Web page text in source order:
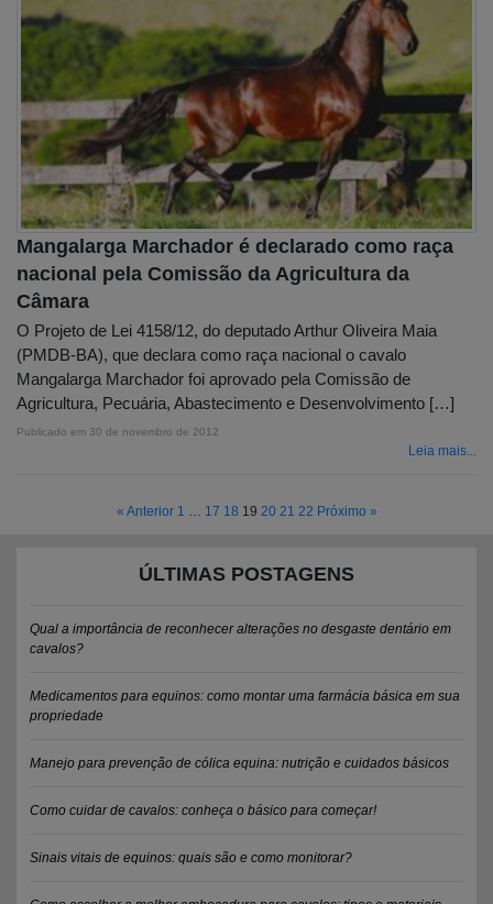
Mangalarga Marchador é declarado como raça
nacional pela Comissão da Agricultura da
Câmara
O Projeto de Lei 4158/12, do deputado Arthur Oliveira Maia
(PMDB-BA), que declara como raça nacional o cavalo
Mangalarga Marchador foi aprovado pela Comissão de
Agricultura, Pecuária, Abastecimento e Desenvolvimento […]
Publicado em 30 de novembro de 2012
Leia mais...
« Anterior 1 … 17 18 19 20 21 22 Próximo »
ÚLTIMAS POSTAGENS
Qual a importância de reconhecer alterações no desgaste dentário em
cavalos?
Medicamentos para equinos: como montar uma farmácia básica em sua
propriedade
Manejo para prevenção de cólica equina: nutrição e cuidados básicos
Como cuidar de cavalos: conheça o básico para começar!
Sinais vitais de equinos: quais são e como monitorar?